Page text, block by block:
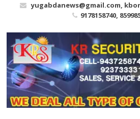
yugabdanews@gmail.com,
9178158740,